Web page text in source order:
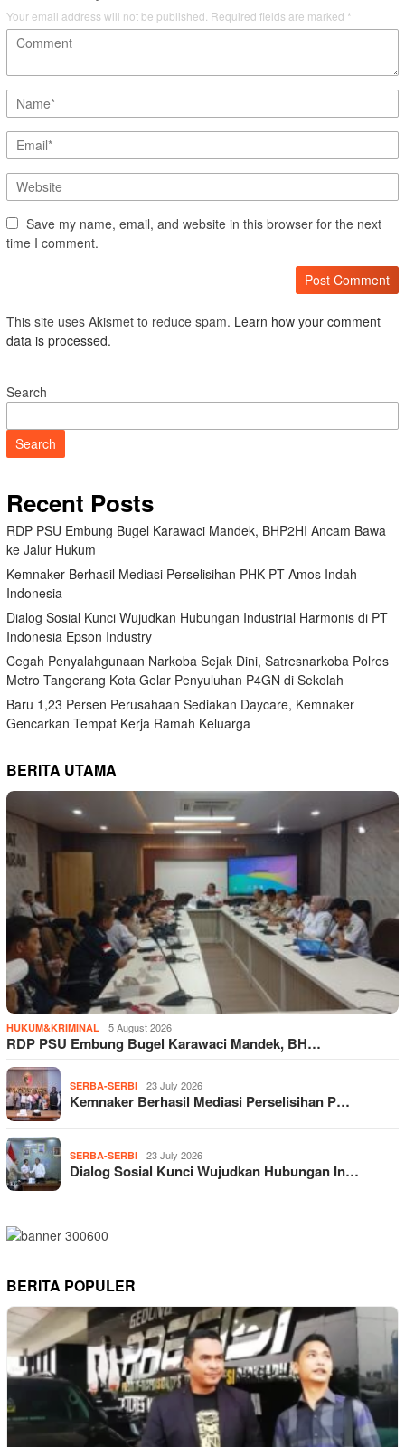
Your email address will not be published. Required fields are marked *
Save my name, email, and website in this browser for the next
time I comment.
This site uses Akismet to reduce spam. Learn how your comment
data is processed.
Search
Search
Recent Posts
RDP PSU Embung Bugel Karawaci Mandek, BHP2HI Ancam Bawa
ke Jalur Hukum
Kemnaker Berhasil Mediasi Perselisihan PHK PT Amos Indah
Indonesia
Dialog Sosial Kunci Wujudkan Hubungan Industrial Harmonis di PT
Indonesia Epson Industry
Cegah Penyalahgunaan Narkoba Sejak Dini, Satresnarkoba Polres
Metro Tangerang Kota Gelar Penyuluhan P4GN di Sekolah
Baru 1,23 Persen Perusahaan Sediakan Daycare, Kemnaker
Gencarkan Tempat Kerja Ramah Keluarga
BERITA UTAMA
HUKUM&KRIMINAL 5 August 2026
RDP PSU Embung Bugel Karawaci Mandek, BH…
SERBA-SERBI 23 July 2026
Kemnaker Berhasil Mediasi Perselisihan P…
SERBA-SERBI 23 July 2026
Dialog Sosial Kunci Wujudkan Hubungan In…
BERITA POPULER